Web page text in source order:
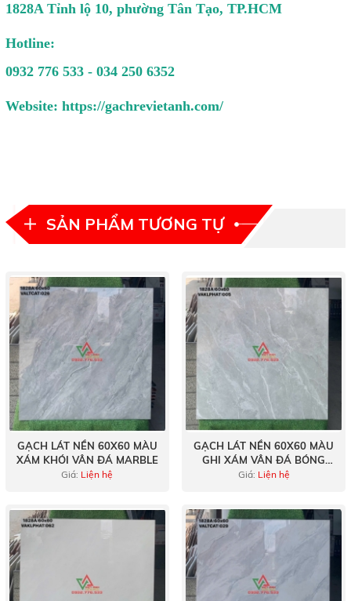
1828A Tỉnh lộ 10, phường Tân Tạo, TP.HCM
Hotline:
0932 776 533 - 034 250 6352
Website: https://gachrevietanh.com/
SẢN PHẨM TƯƠNG TỰ
GẠCH LÁT NỀN 60X60 MÀU
XÁM KHÓI VÂN ĐÁ MARBLE
Giá: Liện hệ
GẠCH LÁT NỀN 60X60 MÀU
GHI XÁM VÂN ĐÁ BÓNG
KÍNH
Giá: Liện hệ